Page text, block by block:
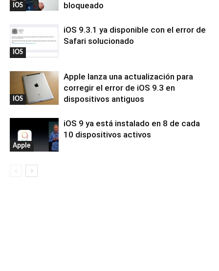
iOS
bloqueado
iOS
iOS 9.3.1 ya disponible con el error de
Safari solucionado
iOS
Apple lanza una actualización para
corregir el error de iOS 9.3 en
dispositivos antiguos
Apple
iOS 9 ya está instalado en 8 de cada
10 dispositivos activos